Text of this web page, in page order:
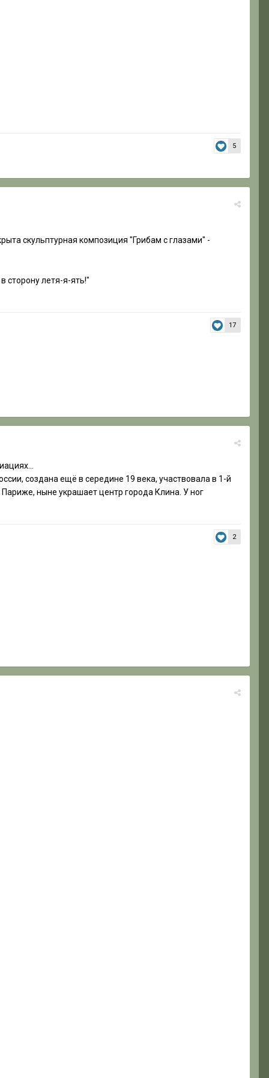
5
скульптурная композиция "Грибам с глазами" -
сторону летя-я-ять!"
17
создана ещё в середине 19 века, участвовала в 1-й
ныне украшает центр города Клина. У ног
2